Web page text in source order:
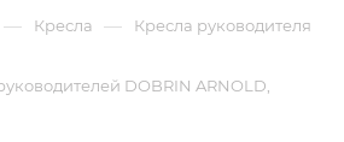
— Кресла — Кресла руководителя
DOBRIN ARNOLD,